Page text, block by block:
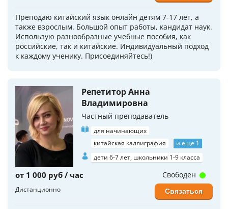
Преподаю китайский язык онлайн детям 7-17 лет, а
также взрослым. Большой опыт работы, кандидат наук.
Использую разнообразные учебные пособия, как
российские, так и китайские. Индивидуальный подход
к каждому ученику. Присоединяйтесь!)
Репетитор Анна
Владимировна
Частный преподаватель
для начинающих
китайская каллиграфия
и еще 1
дети 6-7 лет, школьники 1-9 класса
от 1 000 руб / час
Дистанционно
Свободен
Связаться